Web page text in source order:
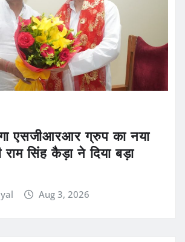
एसजीआरआर ग्रुप का नया
सिंह कैड़ा ने दिया बड़ा
Aug 3, 2026